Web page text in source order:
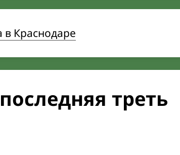
Краснодаре
треть